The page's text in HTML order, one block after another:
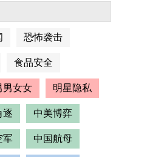
恐怖袭击
食品安全
男女女 明星隐私
逐 中美博弈
军 中国航母